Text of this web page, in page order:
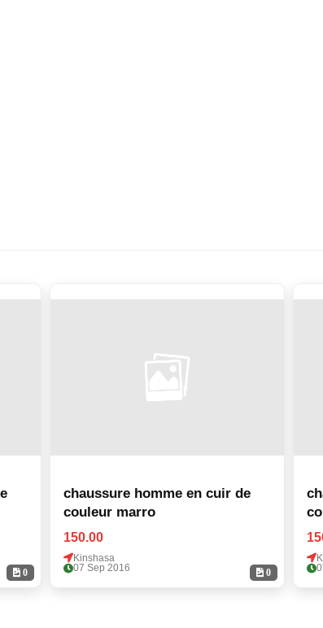
0 0
chaussure homme en cuir de
couleur marro
150.00
Kinshasa
07 Sep 2016